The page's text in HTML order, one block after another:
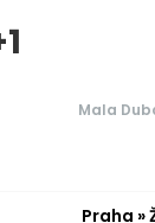
Mala
Praha »